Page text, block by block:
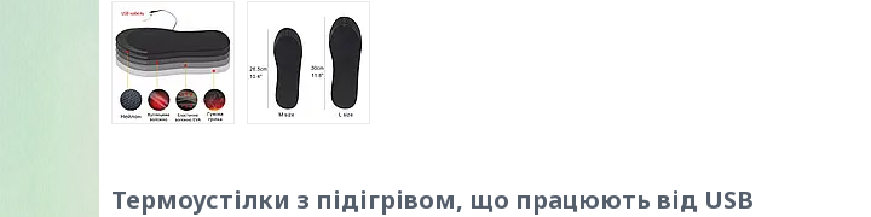
Термоустілки з підігрівом, що працюють від USB